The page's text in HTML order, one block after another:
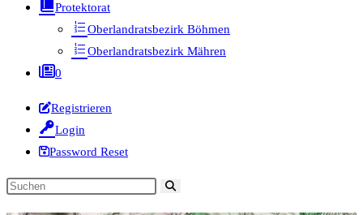
Protektorat
Oberlandratsbezirk Böhmen
Oberlandratsbezirk Mähren
0
Registrieren
Login
Password Reset
Diese